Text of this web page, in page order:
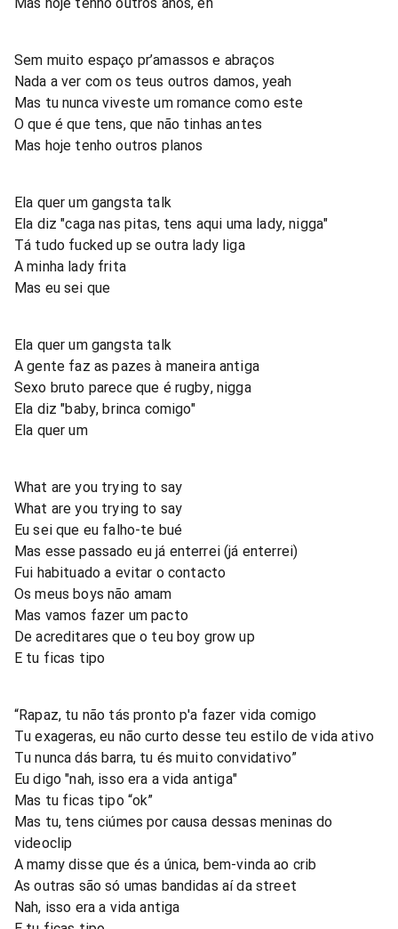
Sem muito espaço pr’amassos e abraços
Nada a ver com os teus outros damos, yeah
Mas tu nunca viveste um romance como este
O que é que tens, que não tinhas antes
Mas hoje tenho outros planos
Ela quer um gangsta talk
Ela diz "caga nas pitas, tens aqui uma lady, nigga"
Tá tudo fucked up se outra lady liga
A minha lady frita
Mas eu sei que
Ela quer um gangsta talk
A gente faz as pazes à maneira antiga
Sexo bruto parece que é rugby, nigga
Ela diz "baby, brinca comigo"
Ela quer um
What are you trying to say
What are you trying to say
Eu sei que eu falho-te bué
Mas esse passado eu já enterrei (já enterrei)
Fui habituado a evitar o contacto
Os meus boys não amam
Mas vamos fazer um pacto
De acreditares que o teu boy grow up
E tu ficas tipo
“Rapaz, tu não tás pronto p'a fazer vida comigo
Tu exageras, eu não curto desse teu estilo de vida ativo
Tu nunca dás barra, tu és muito convidativo”
Eu digo "nah, isso era a vida antiga"
Mas tu ficas tipo “ok”
Mas tu, tens ciúmes por causa dessas meninas do
videoclip
A mamy disse que és a única, bem-vinda ao crib
As outras são só umas bandidas aí da street
Nah, isso era a vida antiga